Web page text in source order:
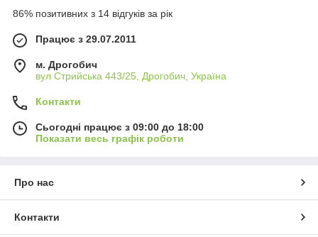
86% позитивних з 14 відгуків за рік
Працює з 29.07.2011
м. Дрогобич
вул Стрийська 443/25, Дрогобич, Україна
Контакти
Сьогодні працює з 09:00 до 18:00
Показати весь графік роботи
Про нас
Контакти